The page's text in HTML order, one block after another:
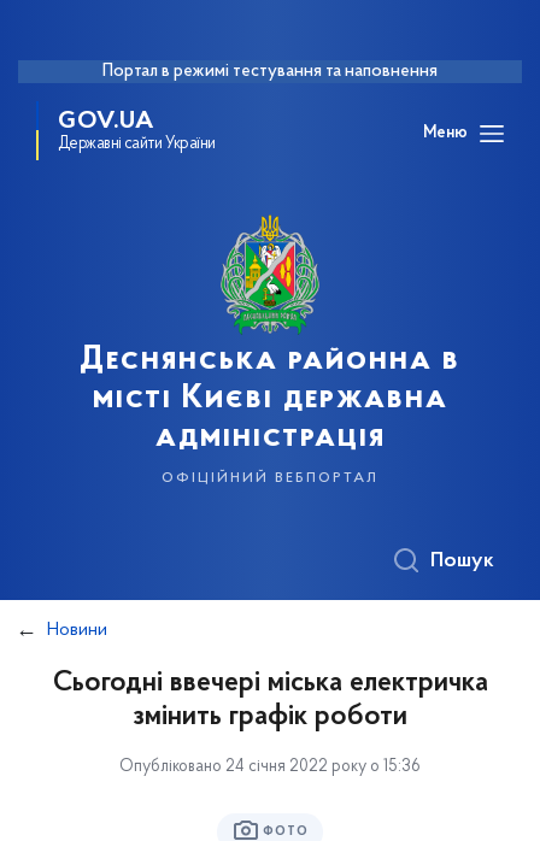
Портал в режимі тестування та наповнення
GOV.UA
Державні сайти України
Меню
Деснянська районна в
місті Києві державна
адміністрація
офіційний вебпортал
Пошук
Новини
Сьогодні ввечері міська електричка
змінить графік роботи
Опубліковано 24 січня 2022 року о 15:36
ФОТО